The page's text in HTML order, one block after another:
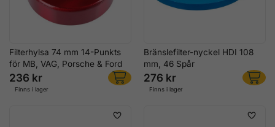
Filterhylsa 74 mm 14-Punkts
för MB, VAG, Porsche & Ford
236 kr
Finns i lager
Bränslefilter-nyckel HDI 108
mm, 46 Spår
276 kr
Finns i lager